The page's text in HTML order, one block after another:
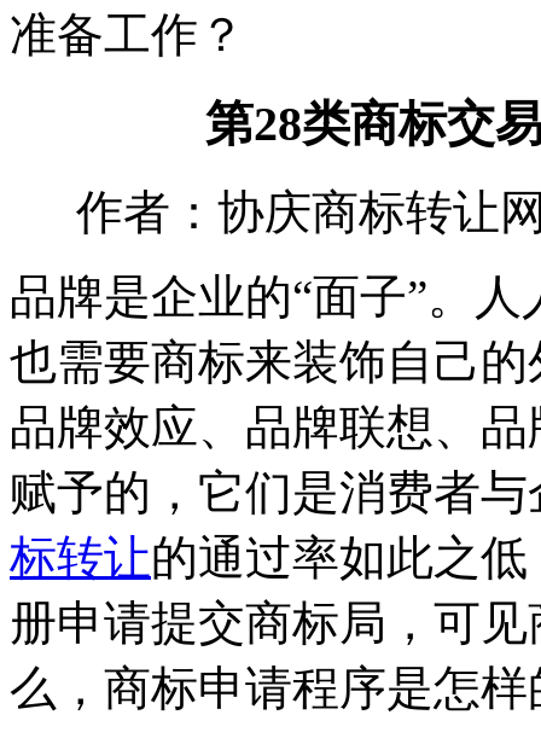
准备工作？
第28类商标交
作者：协庆商标转让
品牌是企业的“面子”。
也需要商标来装饰自己
品牌效应、品牌联想、
赋予的，它们是消费者
标转让的通过率如此之
册申请提交商标局，可
么，商标申请程序是怎样